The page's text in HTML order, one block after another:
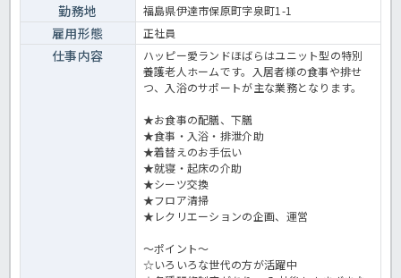
勤務地 福島県伊達市保原町字泉町1-1
雇用形態 正社員
仕事内容
ハッピー愛ランドほばらはユニット型の特別
養護老人ホームです。入居者様の食事や排せ
つ、入浴のサポートが主な業務となります。
★お食事の配膳、下膳
★食事・入浴・排泄介助
★着替えのお手伝い
★就寝・起床の介助
★シーツ交換
★フロア清掃
★レクリエーションの企画、運営
～ポイント～
☆いろいろな世代の方が活躍中